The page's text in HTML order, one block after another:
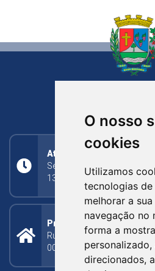
O nosso
cookies
Utilizamos
tecnologias
melhorar a
navegação no
forma a
personalizado,
direcionados,
Atendimento
Segunda a Sexta: 8h às
13h30min às 17h (tarde)
Prefeitura Municipal
Rua Silva Jardim, 505 -
000